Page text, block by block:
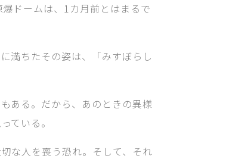
ドームは、1カ月前とはまるで
満ちたその姿は、「みすぼらし
ある。だから、あのときの異様
ている。
な人を喪う恐れ。そして、それ